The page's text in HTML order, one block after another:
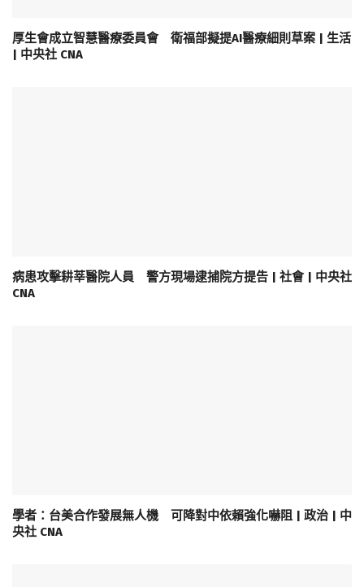
厚生會成立智慧醫療委員會 衛福部擬提AI醫療細則草案 | 生活
| 中央社 CNA
病患攻擊耕莘醫院人員 警方現場逮捕院方提告 | 社會 | 中央社
CNA
學者：台美合作發展無人機 可降對中依賴強化嚇阻 | 政治 | 中
央社 CNA